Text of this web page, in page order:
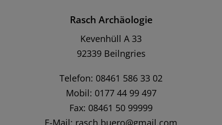
Rasch Archäologie
Kevenhüll A 33
92339 Beilngries
Telefon: 08461 586 33 02
Mobil: 0177 44 99 497
Fax: 08461 50 99999
E-Mail: rasch.buero@gmail.com